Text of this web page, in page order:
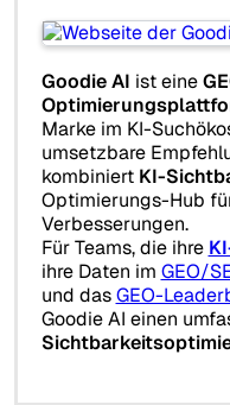
Goodie AI ist eine
Marke im KI-
umsetzbare
kombiniert KI-
Optimierungs-Hub
Verbesserungen.
Für Teams, die ihre
ihre Daten im GEO/
und dasGEO-
Goodie AI einen